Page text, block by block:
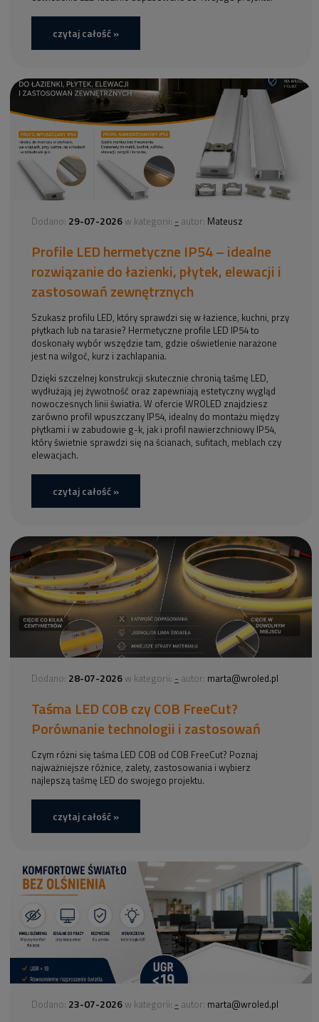
czytaj całość »
Dodano: 29-07-2026 w kategorii: - autor: Mateusz
Profile LED hermetyczne IP54 – idealne
rozwiązanie do łazienki, płytek, elewacji i
zastosowań zewnętrznych
Szukasz profilu LED, który sprawdzi się w łazience, kuchni, przy
płytkach lub na tarasie? Hermetyczne profile LED IP54 to
doskonały wybór wszędzie tam, gdzie oświetlenie narażone
jest na wilgoć, kurz i zachlapania.
Dzięki szczelnej konstrukcji skutecznie chronią taśmę LED,
wydłużają jej żywotność oraz zapewniają estetyczny wygląd
nowoczesnych linii światła. W ofercie WROLED znajdziesz
zarówno profil wpuszczany IP54, idealny do montażu między
płytkami i w zabudowie g-k, jak i profil nawierzchniowy IP54,
który świetnie sprawdzi się na ścianach, sufitach, meblach czy
elewacjach.
czytaj całość »
Dodano: 28-07-2026 w kategorii: - autor: marta@wroled.pl
Taśma LED COB czy COB FreeCut?
Porównanie technologii i zastosowań
Czym różni się taśma LED COB od COB FreeCut? Poznaj
najważniejsze różnice, zalety, zastosowania i wybierz
najlepszą taśmę LED do swojego projektu.
czytaj całość »
Dodano: 23-07-2026 w kategorii: - autor: marta@wroled.pl